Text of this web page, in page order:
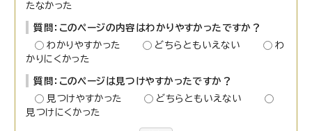
たなかった
質問：このページの内容はわかりやすかったですか？
わかりやすかった
どちらともいえない
わ
かりにくかった
質問：このページは見つけやすかったですか？
見つけやすかった
どちらともいえない
見つけにくかった